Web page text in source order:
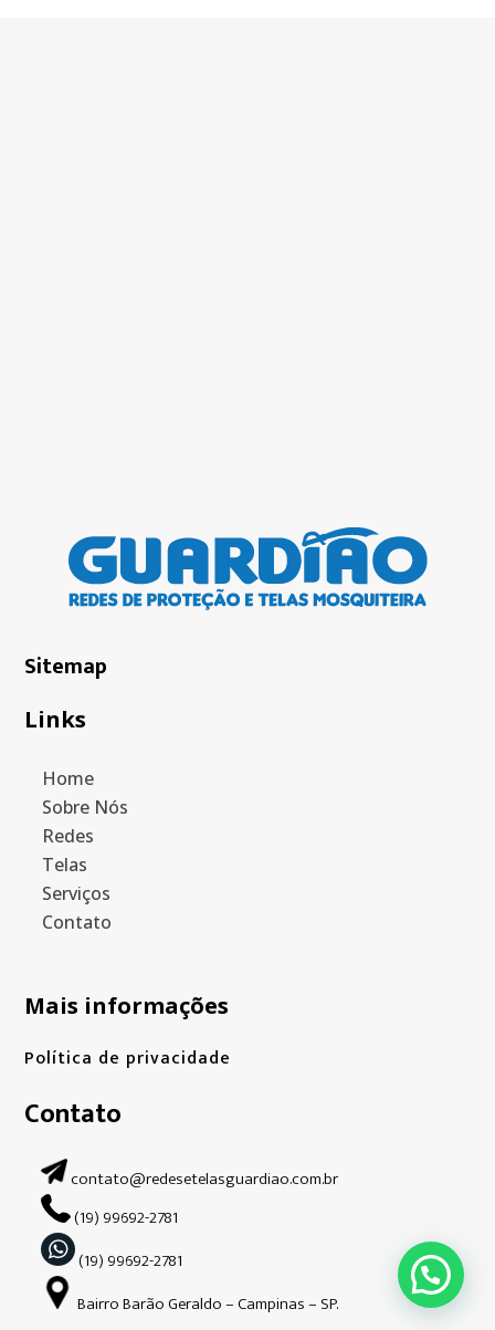
Sitemap
Links
Home
Sobre Nós
Redes
Telas
Serviços
Contato
Mais informações
Política de privacidade
Contato
contato@redesetelasguardiao.com.br
(19) 99692-2781
(19) 99692-2781
Bairro Barão Geraldo – Campinas – SP.